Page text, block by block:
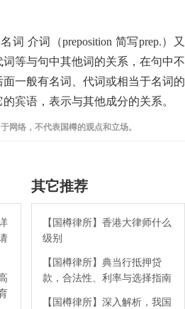
词 介词（preposition 简写prep.）又
等与句中其他词的关系，在句中不
一般有名词、代词或相当于名词的
宾语，表示与其他成分的关系。
网络，不代表国樽的观点和立场。
其它推荐
【国樽律所】香港大律师什么
级别
【国樽律所】典当行抵押贷
款，合法性、利率与选择指南
【国樽律所】深入解析，我国